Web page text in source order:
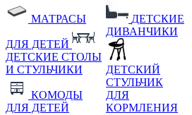
МАТРАСЫ
ДЛЯ ДЕТЕЙ
ДЕТСКИЕ СТОЛЫ
И СТУЛЬЧИКИ
КОМОДЫ
ДЛЯ ДЕТЕЙ
ДЕТСКИЕ
ДИВАНЧИКИ
ДЕТСКИЙ
СТУЛЬЧИК
ДЛЯ
КОРМЛЕНИЯ